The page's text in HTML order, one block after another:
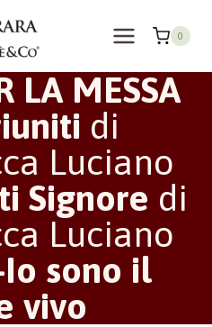
0
LA MESSA
di
Luciano
Signore di
Luciano
sono il
vivo